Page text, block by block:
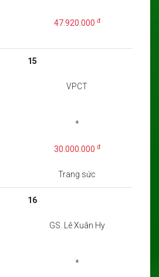
47.920.000 đ
15
VPCT
*
30.000.000 đ
Trang sức
16
GS. Lê Xuân Hy
*